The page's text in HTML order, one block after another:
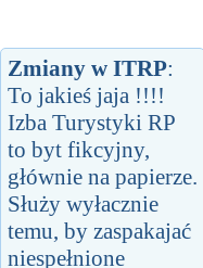
Zmiany w ITRP:
To jakieś jaja !!!!
Izba Turystyki RP
to byt fikcyjny,
głównie na papierze.
Służy wyłacznie
temu, by zaspakajać
niespełnione